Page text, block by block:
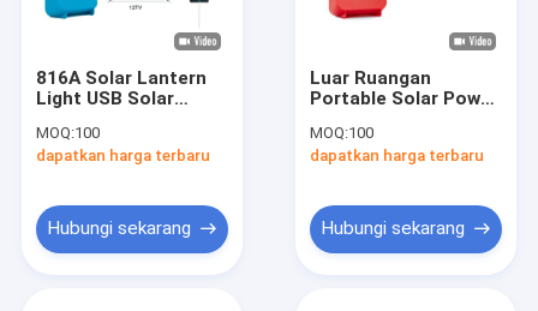
816A Solar Lantern
Light USB Solar
Lampu Outdoor
Malam LED Bohlam
Camping Lampu
MOQ:100
dapatkan harga terbaru
Hubungi sekarang
Luar Ruangan
Portable Solar Power
Station Isi Ulang
Camping Solar Flash
MOQ:100
dapatkan harga terbaru
Hubungi sekarang